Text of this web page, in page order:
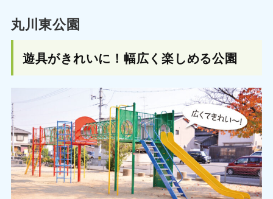
丸川東公園
遊具がきれいに！幅広く楽しめる公園